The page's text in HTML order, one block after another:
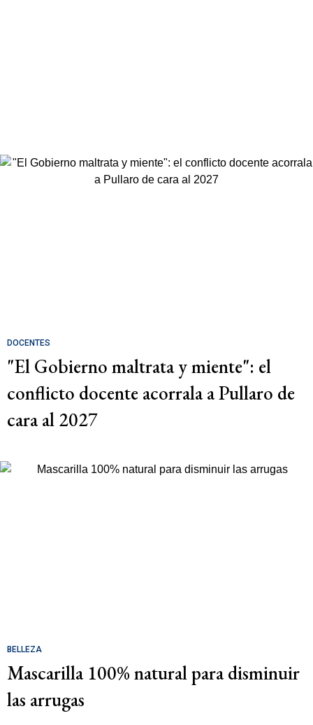
DOCENTES
"El Gobierno maltrata y miente": el
conflicto docente acorrala a Pullaro de
cara al 2027
BELLEZA
Mascarilla 100% natural para disminuir
las arrugas